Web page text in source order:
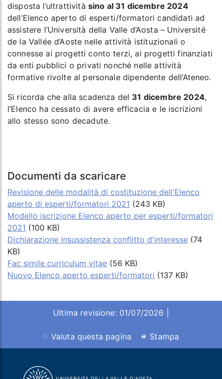
disposta l’ultrattività sino al 31 dicembre 2024
dell’Elenco aperto di esperti/formatori candidati ad
assistere l’Università della Valle d’Aosta – Université
de la Vallée d’Aoste nelle attività istituzionali o
connesse ai progetti conto terzi, ai progetti finanziati
da enti pubblici o privati nonché nelle attività
formative rivolte al personale dipendente dell’Ateneo.
Si ricorda che alla scadenza del 31 dicembre 2024,
l’Elenco ha cessato di avere efficacia e le iscrizioni
allo stesso sono decadute.
Documenti da scaricare
Revisione delle modalità di costituzione dell'Elenco
aperto di esperti/formatori 2021 (243 KB)
Modello iscrizione Elenco aperto per esperti/formatori
2021 (100 KB)
Dichiarazione insussistenza conflitto d'interesse (74
KB)
Fac simile curriculum vitae (56 KB)
Nuovo Elenco aperto esperti/formatori (137 KB)
Ultima revisione: 01/07/2026 |
Valuta questa pagina Stampa